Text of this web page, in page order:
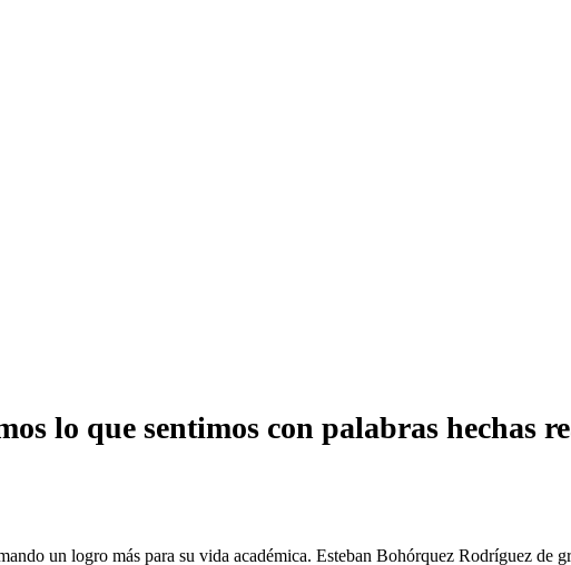
lo que sentimos con palabras hechas
un logro más para su vida académica. Esteban Bohórquez Rodríguez de